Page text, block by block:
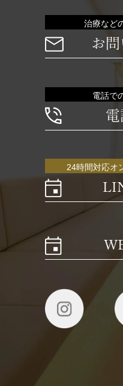
治療など
お
電話で
電
24時間対応オ